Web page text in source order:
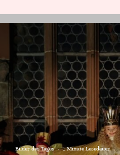
Bilder des Tages · 1 Minute Lesedauer